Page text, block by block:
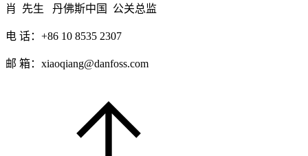
肖 先生 丹佛斯中国 公关总监
电 话：+86 10 8535 2307
邮 箱：xiaoqiang@danfoss.com